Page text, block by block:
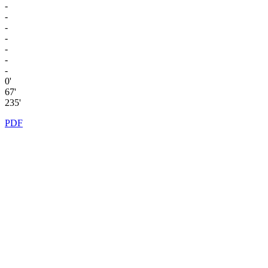
-
-
-
-
-
-
-
0'
67'
235'
PDF